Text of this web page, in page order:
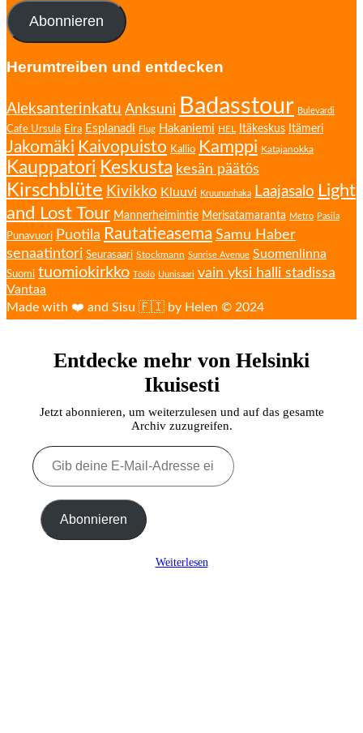
Adresse
Abonnieren
Herumtreiben und entdecken
Aleksanterinkatu Anksuni Badasstour Bulevardi
Cafe Ursula Eira Esplanadi Flug Hakaniemi HEL Itäkeskus Itämeri
Jakomäki Kaivopuisto Kallio Kamppi Katajanokka
Kauppatori Keskusta kesän päätös
Kirschblüte Kivikko Kluuvi Kruununhaka Laajasalo Light
and Lost Tour Mannerheimintie Merisatamaranta Metro Pasila
Punavuori Puotila Rautatieasema Samu Haber
senaatintori Seurasaari Stockmann Sunrise Avenue Suomenlinna
Suomi tuomiokirkko Töölö Uunisaari vain yksi halli stadissa
Vantaa
Made with ❤️ and Sisu 🇫🇮 by Helen © 2024
Entdecke mehr von Helsinki
Ikuisesti
Jetzt abonnieren, um weiterzulesen und auf das gesamte
Archiv zuzugreifen.
Gib
deine
E-
Adresse
ein ... Abonnieren
Weiterlesen